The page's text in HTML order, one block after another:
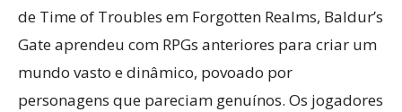
de Time of Troubles em Forgotten Realms, Baldur’s
Gate aprendeu com RPGs anteriores para criar um
mundo vasto e dinâmico, povoado por
personagens que pareciam genuínos. Os jogadores